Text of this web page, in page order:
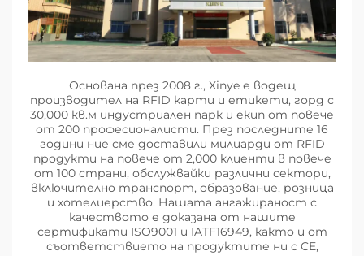
Основана през 2008 г., Xinye е водещ
производител на RFID карти и етикети, горд с
30,000 кв.м индустриален парк и екип от повече
от 200 професионалисти. През последните 16
години ние сме доставили милиарди от RFID
продукти на повече от 2,000 клиенти в повече
от 100 страни, обслужвайки различни сектори,
включително транспорт, образование, розница
и хотелиерство. Нашата ангажираност с
качеството е доказана от нашите
сертификати ISO9001 и IATF16949, както и от
съответствието на продуктите ни с CE,